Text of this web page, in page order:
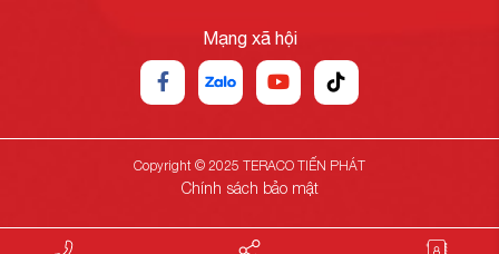
Mạng xã hội
Copyright © 2025 TERACO TIẾN PHÁT
Chính sách bảo mật